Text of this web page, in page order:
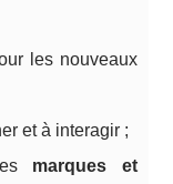
les nouveaux
et à interagir ;
marques et